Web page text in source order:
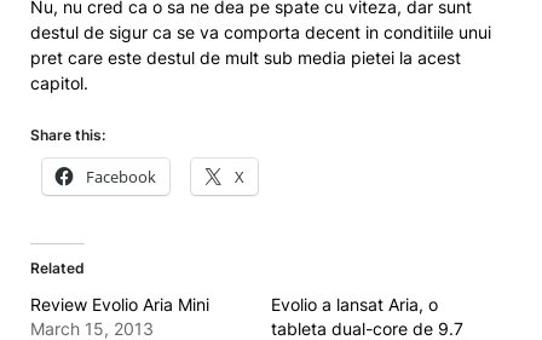
Nu, nu cred ca o sa ne dea pe spate cu viteza, dar sunt
destul de sigur ca se va comporta decent in conditiile unui
pret care este destul de mult sub media pietei la acest
capitol.
Share this:
Facebook X
Related
Review Evolio Aria Mini
March 15, 2013
Evolio a lansat Aria, o
tableta dual-core de 9.7